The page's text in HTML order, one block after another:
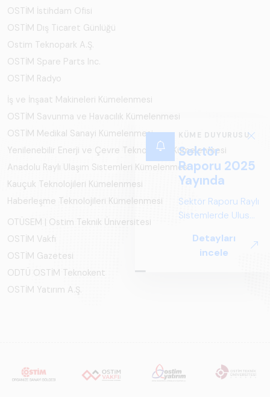
KÜME DUYURUSU
Sektör
Raporu 2025
Yayında
Sektör Raporu Raylı
Sistemlerde Ulusal
Perspektif ARUS
tarafından
sistemler
sektörünü teknoloji
Detayları
incele
OSTİM İstihdam Ofisi
OSTİM Dış Ticaret Günlüğü
Ostim Teknopark A.Ş.
OSTİM Spare Parts Inc.
OSTİM Radyo
İş ve İnşaat Makineleri Kümelenmesi
OSTİM Savunma ve Havacılık Kümelenmesi
OSTİM Medikal Sanayi Kümelenmesi
Yenilenebilir Enerji ve Çevre Teknolojileri Kümelenmesi
Anadolu Raylı Ulaşım Sistemleri Kümelenmesi
Kauçuk Teknolojileri Kümelenmesi
Haberleşme Teknolojileri Kümelenmesi
OTÜSEM | Ostim Teknik Üniversitesi
OSTİM Vakfı
OSTİM Gazetesi
ODTÜ OSTİM Teknokent
OSTİM Yatırım A.Ş.